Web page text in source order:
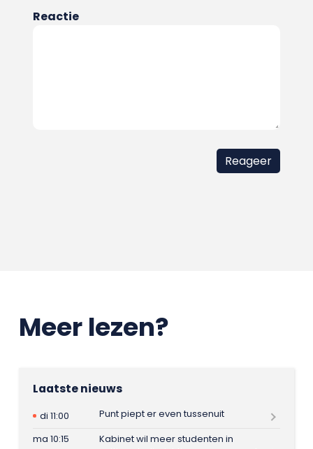
Reactie
Meer lezen?
Laatste nieuws
di 11:00
Punt piept er even tussenuit
ma 10:15
Kabinet wil meer studenten in